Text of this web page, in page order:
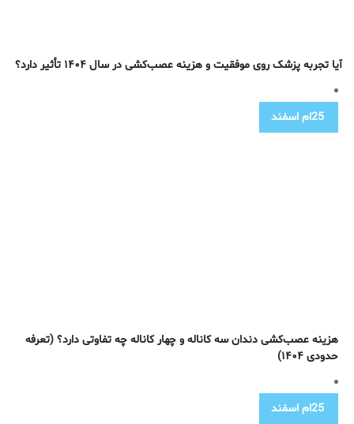
آیا تجربه پزشک روی موفقیت و هزینه عصب‌کشی در سال ۱۴۰۴ تأثیر دارد؟
25ام اسفند
هزینه عصب‌کشی دندان سه کاناله و چهار کاناله چه تفاوتی دارد؟ (تعرفه
حدودی ۱۴۰۴)
25ام اسفند